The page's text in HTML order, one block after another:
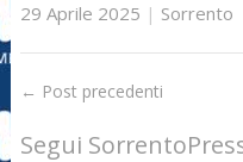
29 Aprile 2025 | Sorrento
← Post precedenti
Segui